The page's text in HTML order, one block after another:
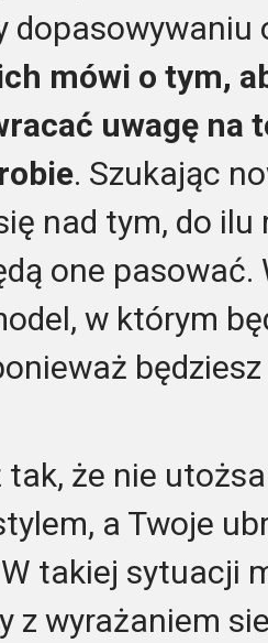
dopasowywaniu
mówi o tym,
uwagę na
. Szukając
nad tym, do ilu
one pasować.
w którym
że nie
a Twoje
takiej sytuacji
z wyrażaniem